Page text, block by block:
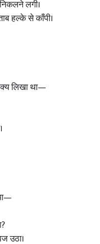
लगी।
हल्के से काँपी।
लिखा था—
उठा।